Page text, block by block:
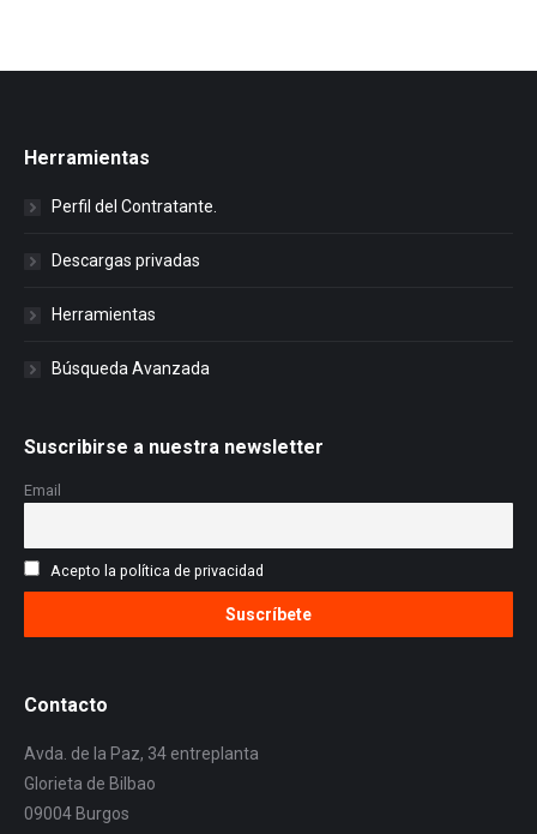
Herramientas
Perfil del Contratante.
Descargas privadas
Herramientas
Búsqueda Avanzada
Suscribirse a nuestra newsletter
Email
Acepto la política de privacidad
Contacto
Avda. de la Paz, 34 entreplanta
Glorieta de Bilbao
09004 Burgos